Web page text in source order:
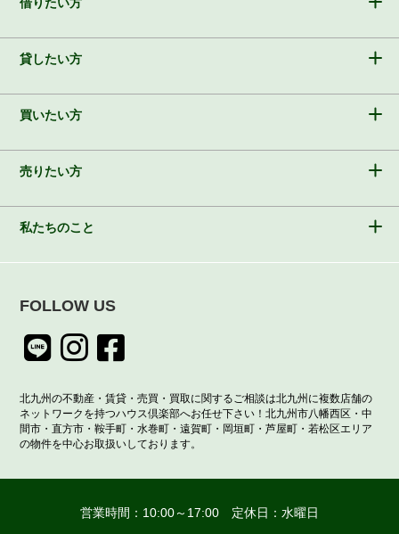
貸したい方
買いたい方
売りたい方
私たちのこと
FOLLOW US
北九州の不動産・賃貸・売買・買取に関するご相談は北九州に複数店舗の
ネットワークを持つハウス倶楽部へお任せ下さい！北九州市八幡西区・中
間市・直方市・鞍手町・水巻町・遠賀町・岡垣町・芦屋町・若松区エリア
の物件を中心お取扱いしております。
営業時間：10:00～17:00 定休日：水曜日